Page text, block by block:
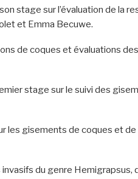
stage sur l’évaluation de la
et Emma Becuwe.
de coques et évaluations
stage sur le suivi des
les gisements de coques et de
invasifs du genre